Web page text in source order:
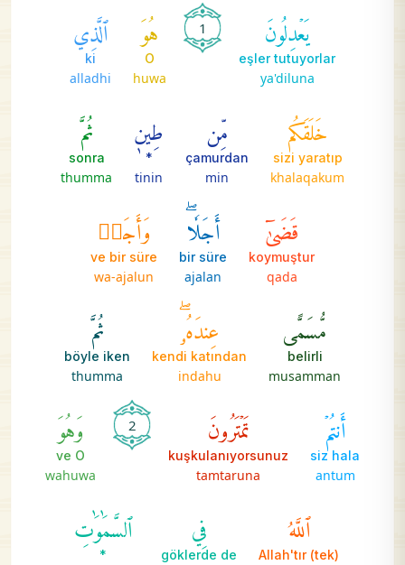
يَعۡدِلُونَ
eşler tutuyorlar
ya'diluna
1 هُوَ
O
huwa
ٱلَّذِي
ki
alladhi
خَلَقَكُم
sizi yaratıp
khalaqakum
مِّن
çamurdan
min
طِينٖ
*
tinin
ثُمَّ
sonra
thumma
قَضَىٰٓ
koymuştur
qada
أَجَلٗاۖ
bir süre
ajalan
وَأَجَلٞ
ve bir süre
wa-ajalun
مُّسَمًّى
belirli
musamman
عِندَهُۥۖ
kendi katından
indahu
ثُمَّ
böyle iken
thumma
أَنتُمۡ
siz hala
antum
تَمۡتَرُونَ
kuşkulanıyorsunuz
tamtaruna
2 وَهُوَ
ve O
wahuwa
ٱللَّهُ
(tek) Allah'tır
فِي
göklerde de
ٱلسَّمَٰوَٰتِ
*